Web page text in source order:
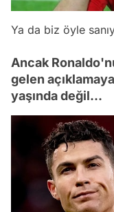
Ya da biz öyle
Ancak
gelen
yaşında değil...